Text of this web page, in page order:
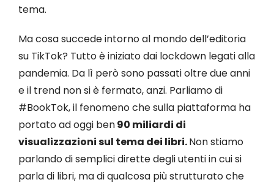
tema.
Ma cosa succede intorno al mondo dell’editoria
su TikTok? Tutto è iniziato dai lockdown legati alla
pandemia. Da lì però sono passati oltre due anni
e il trend non si è fermato, anzi. Parliamo di
#BookTok, il fenomeno che sulla piattaforma ha
portato ad oggi ben90 miliardi di
visualizzazioni sul tema dei libri.Non stiamo
parlando di semplici dirette degli utenti in cui si
parla di libri, ma di qualcosa più strutturato che